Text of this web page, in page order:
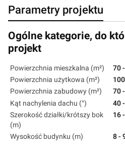
Parametry projektu
Ogólne kategorie, do
projekt
Powierzchnia mieszkalna (m²)
70
Powierzchnia użytkowa (m²)
Powierzchnia zabudowy (m²)
70
Kąt nachylenia dachu (°)
40
Szerokość działki/krótszy bok
(m)
16
Wysokość budynku (m) 8 -